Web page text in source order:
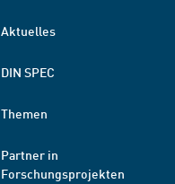
Aktuelles
DIN SPEC
Themen
Partner in
Forschungsprojekten